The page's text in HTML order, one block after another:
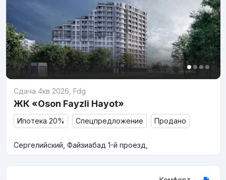
Сдача 4кв 2026 Fdg
ЖК «Oson Fayzli Hayot»
Ипотека 20% Спецпредложение Продано
Сергелийский, Файзиабад 1-й проезд,